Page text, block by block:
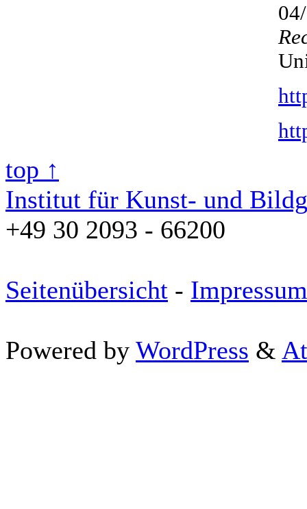
top ↑
Institut für Kunst- und
+49 30 2093 - 66200
Seitenübersicht - Impressum
Powered by WordPress &